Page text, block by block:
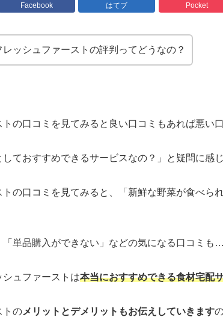
Facebook はてブ Pocket
レッシュファーストの評判ってどうなの？
の口コミを見てみると良い口コミもあれば悪い
ておすすめできるサービスなの？」と疑問に感
の口コミを見てみると、「新鮮な野菜が食べら
単品購入ができない」などの気になる口コミも…
ュファーストは本当におすすめできる食材宅配
トのメリットとデメリットもお伝えしていきます